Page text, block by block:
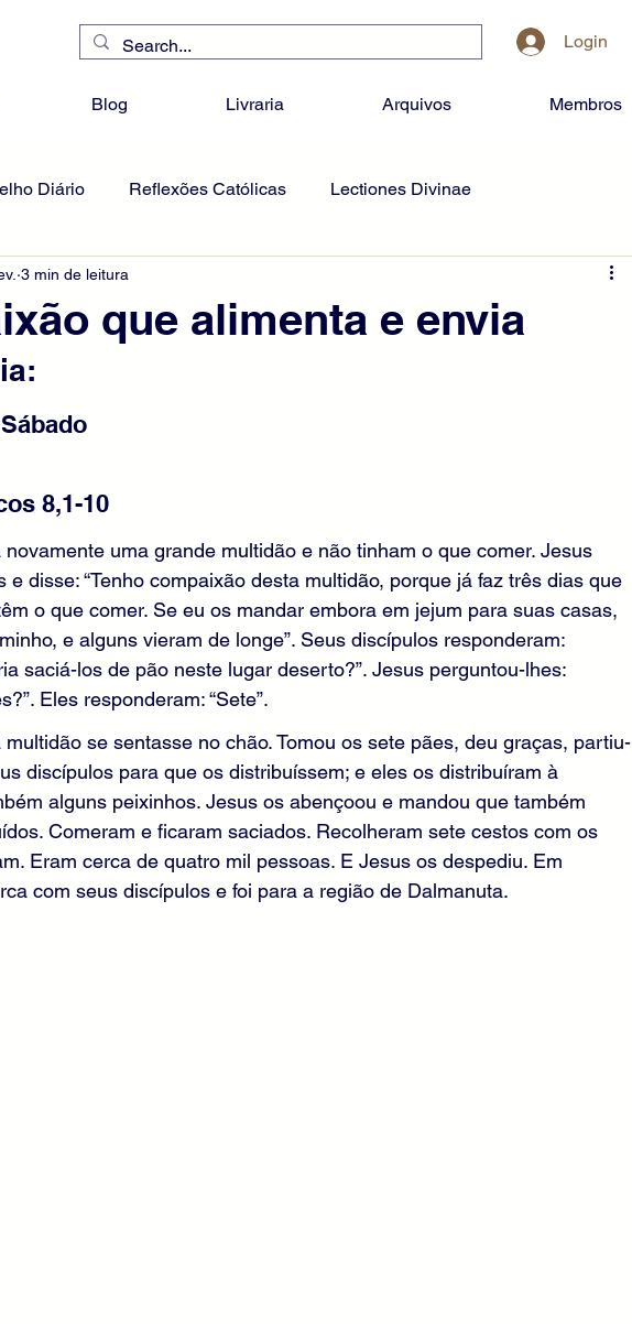
Login
Blog Livraria Arquivos Membros
Diário Reflexões Católicas Lectiones Divinae
que alimenta e envia
3 min de leitura
8,1-10
uma grande multidão e não tinham o que comer. Jesus
e disse: “Tenho compaixão desta multidão, porque já faz três dias que
o que comer. Se eu os mandar embora em jejum para suas casas,
e alguns vieram de longe”. Seus discípulos responderam:
saciá-los de pão neste lugar deserto?”. Jesus perguntou-lhes:
Eles responderam: “Sete”.
se sentasse no chão. Tomou os sete pães, deu graças, partiu-
discípulos para que os distribuíssem; e eles os distribuíram à
alguns peixinhos. Jesus os abençoou e mandou que também
Comeram e ficaram saciados. Recolheram sete cestos com os
Eram cerca de quatro mil pessoas. E Jesus os despediu. Em
com seus discípulos e foi para a região de Dalmanuta.